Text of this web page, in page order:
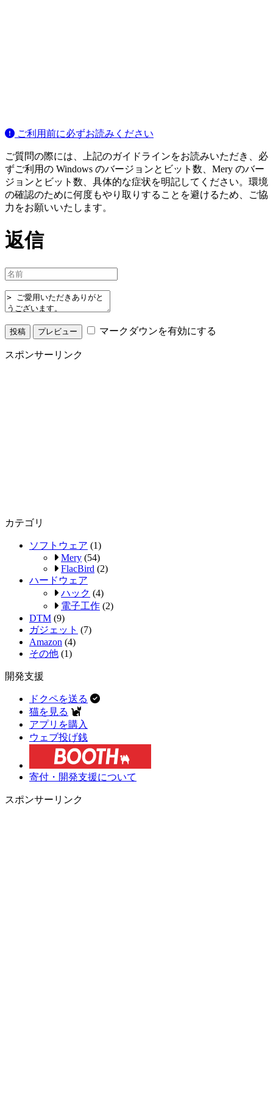
ご利用前に必ずお読みください
ご質問の際には、上記のガイドラインをお読みいただき、必
ずご利用の Windows のバージョンとビット数、Mery のバー
ジョンとビット数、具体的な症状を明記してください。環境
の確認のために何度もやり取りすることを避けるため、ご協
力をお願いいたします。
返信
マークダウンを有効にする
スポンサーリンク
カテゴリ
ソフトウェア (1)
Mery (54)
FlacBird (2)
ハードウェア
ハック (4)
電子工作 (2)
DTM (9)
ガジェット (7)
Amazon (4)
その他 (1)
開発支援
ドクペを送る
猫を見る
アプリを購入
ウェブ投げ銭
寄付・開発支援について
スポンサーリンク